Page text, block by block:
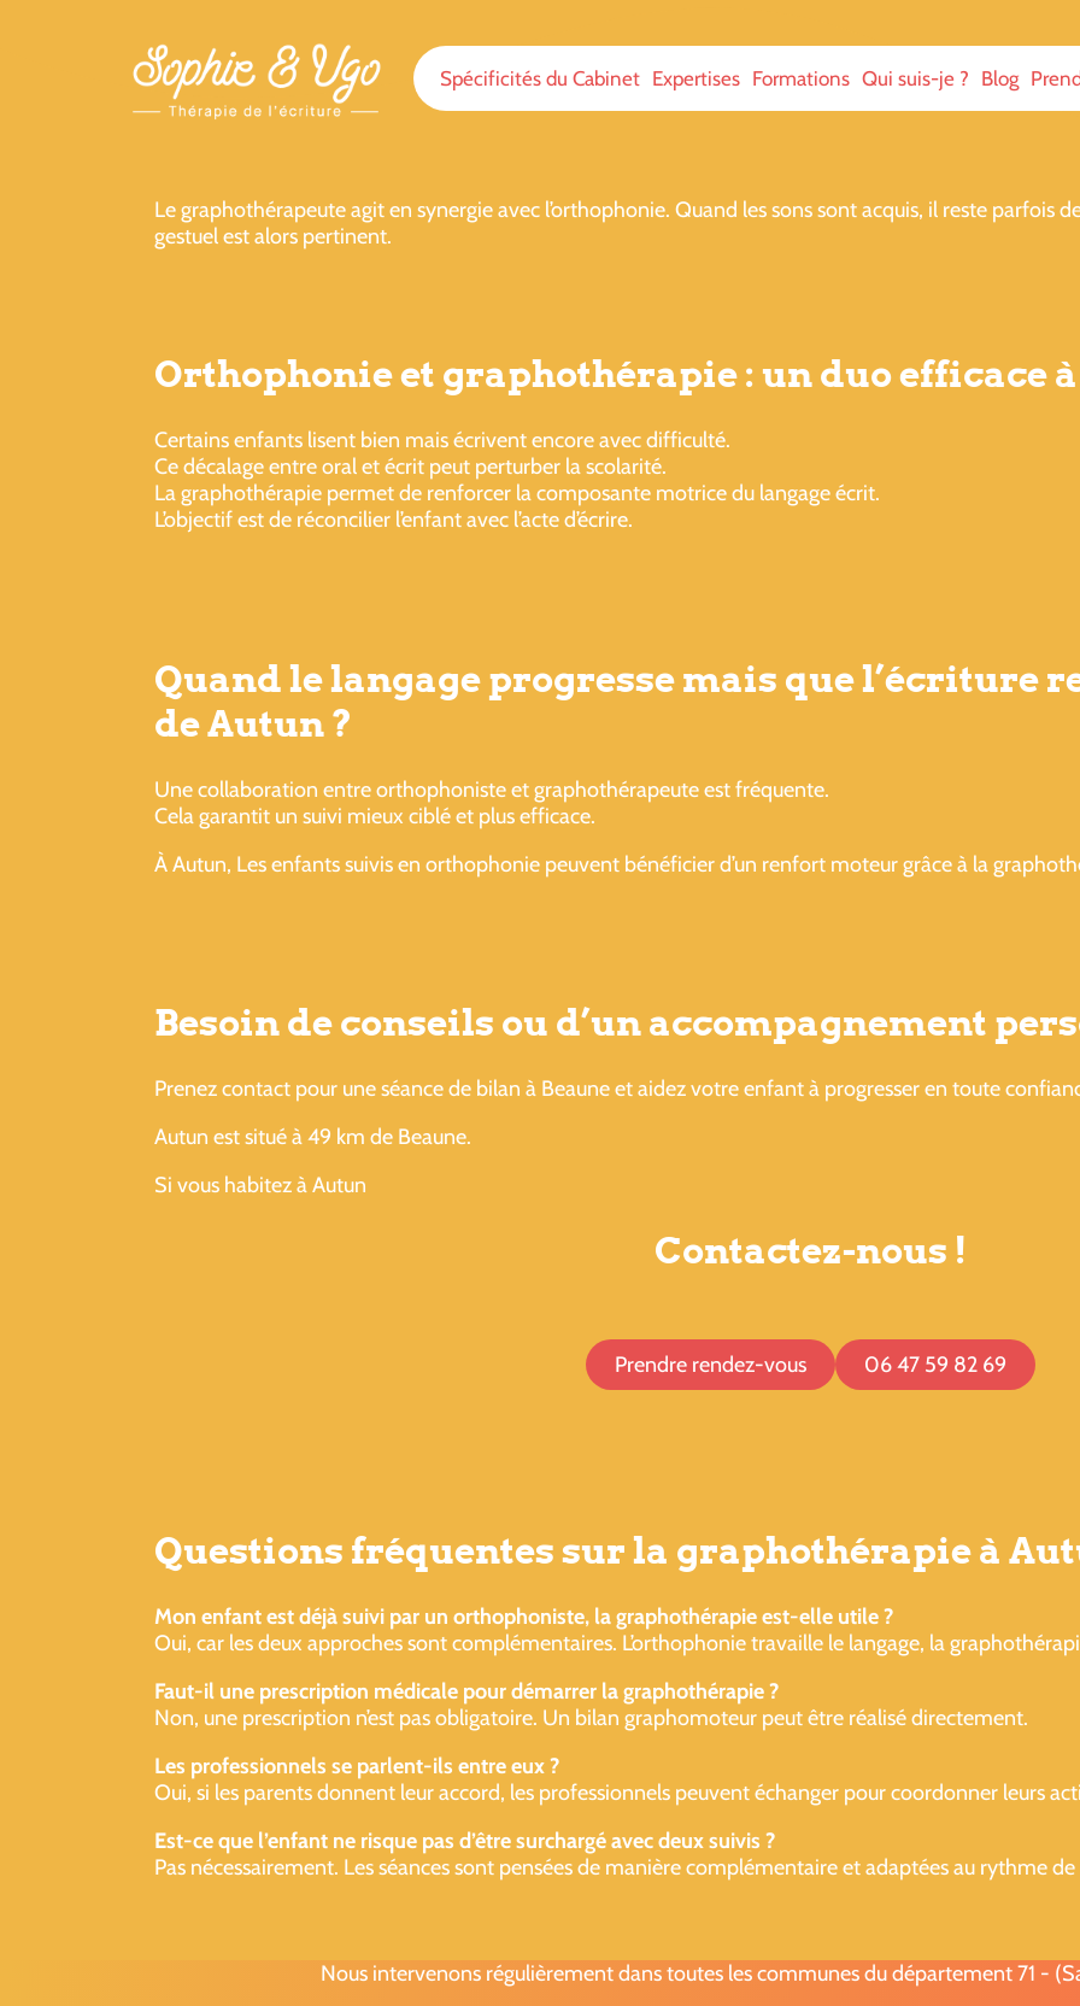
Spécificités du Cabinet Expertises Formations Qui suis-je ? Blog
Le graphothérapeute agit en synergie avec l’orthophonie. Quand les sons sont acquis, il reste parfois
gestuel est alors pertinent.
Orthophonie et graphothérapie : un duo efficace
Certains enfants lisent bien mais écrivent encore avec difficulté.
Ce décalage entre oral et écrit peut perturber la scolarité.
La graphothérapie permet de renforcer la composante motrice du langage écrit.
L’objectif est de réconcilier l’enfant avec l’acte d’écrire.
Quand le langage progresse mais que l’écriture
de Autun ?
Une collaboration entre orthophoniste et graphothérapeute est fréquente.
Cela garantit un suivi mieux ciblé et plus efficace.
À Autun, Les enfants suivis en orthophonie peuvent bénéficier d’un renfort moteur grâce à la
Besoin de conseils ou d’un accompagnement
Prenez contact pour une séance de bilan à Beaune et aidez votre enfant à progresser en toute
Autun est situé à 49 km de Beaune.
Si vous habitez à Autun
Contactez-nous !
Prendre rendez-vous 06 47 59 82 69
Questions fréquentes sur la graphothérapie à
Mon enfant est déjà suivi par un orthophoniste, la graphothérapie est-elle utile ?
Oui, car les deux approches sont complémentaires. L’orthophonie travaille le langage, la
Faut-il une prescription médicale pour démarrer la graphothérapie ?
Non, une prescription n’est pas obligatoire. Un bilan graphomoteur peut être réalisé directement.
Les professionnels se parlent-ils entre eux ?
Oui, si les parents donnent leur accord, les professionnels peuvent échanger pour coordonner leurs
Est-ce que l’enfant ne risque pas d’être surchargé avec deux suivis ?
Pas nécessairement. Les séances sont pensées de manière complémentaire et adaptées au rythme de
Nous intervenons régulièrement dans toutes les communes du département 71 -